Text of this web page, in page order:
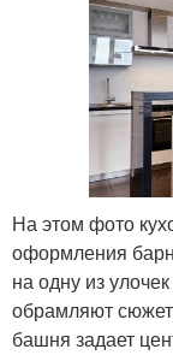
На этом фото
оформления
на одну из
обрамляют
башня задает